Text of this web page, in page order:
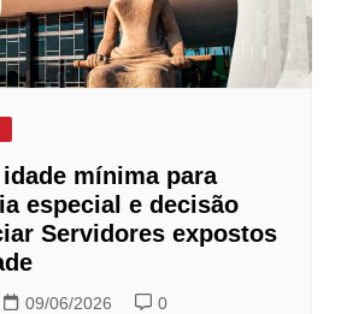
mínima para
especial e decisão
Servidores expostos
09/06/2026 0